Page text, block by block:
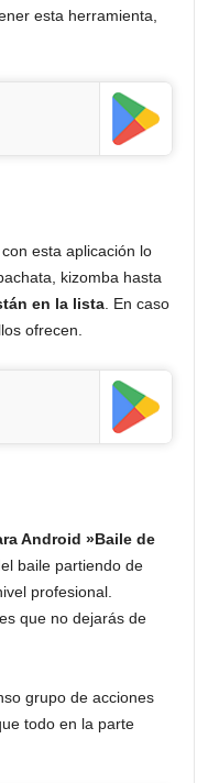
esta herramienta,
esta aplicación lo
kizomba hasta
en la lista. En caso
ofrecen.
Android »Baile de
baile partiendo de
profesional.
que no dejarás de
grupo de acciones
todo en la parte